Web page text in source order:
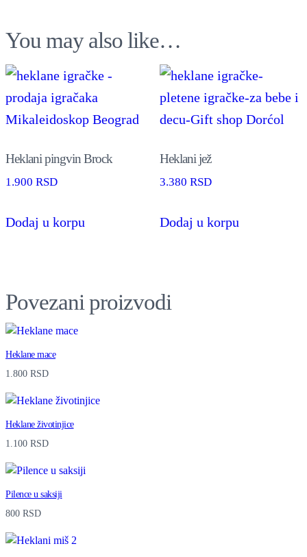
a
n
t
i
y
You may also like…
Heklani pingvin Brock
1.900 RSD
Dodaj u korpu
Heklani jež
3.380 RSD
Dodaj u korpu
Povezani proizvodi
Heklane mace
1.800 RSD
Heklane životinjice
1.100 RSD
Pilence u saksiji
800 RSD